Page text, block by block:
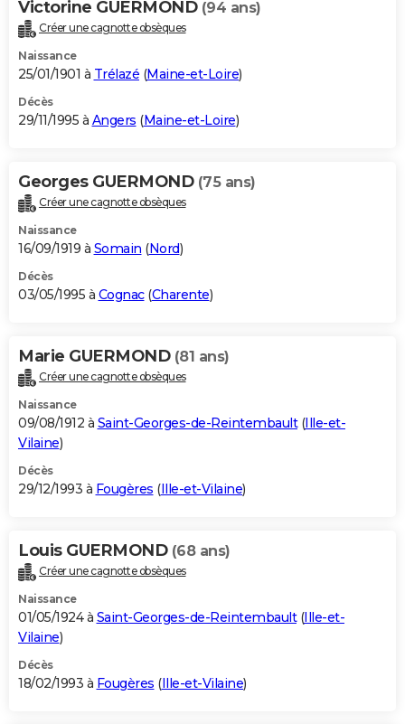
Victorine GUERMOND (94 ans)
Créer une cagnotte obsèques
Naissance
25/01/1901 à Trélazé (Maine-et-Loire)
Décès
29/11/1995 à Angers (Maine-et-Loire)
Georges GUERMOND (75 ans)
Créer une cagnotte obsèques
Naissance
16/09/1919 à Somain (Nord)
Décès
03/05/1995 à Cognac(Charente)
Marie GUERMOND (81 ans)
Créer une cagnotte obsèques
Naissance
09/08/1912 à Saint-Georges-de-Reintembault(Ille-et-
Vilaine)
Décès
29/12/1993 à Fougères (Ille-et-Vilaine)
Louis GUERMOND (68 ans)
Créer une cagnotte obsèques
Naissance
01/05/1924 à Saint-Georges-de-Reintembault(Ille-et-
Vilaine)
Décès
18/02/1993 à Fougères (Ille-et-Vilaine)